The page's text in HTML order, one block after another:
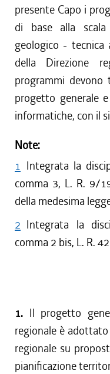
presente Capo i
di base alla
geologico - tecnica
della Direzione
programmi devono
progetto generale
informatiche, con il
Note:
1 Integrata la
comma 3, L. R. 9/
della medesima
2 Integrata la
comma 2 bis, L. R.
1. Il progetto
regionale è
regionale su
pianificazione